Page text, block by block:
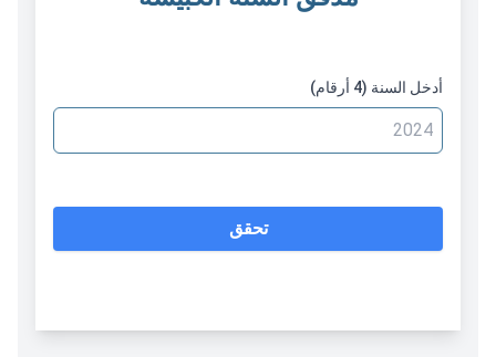
أدخل السنة (4 أرقام)
تحقق